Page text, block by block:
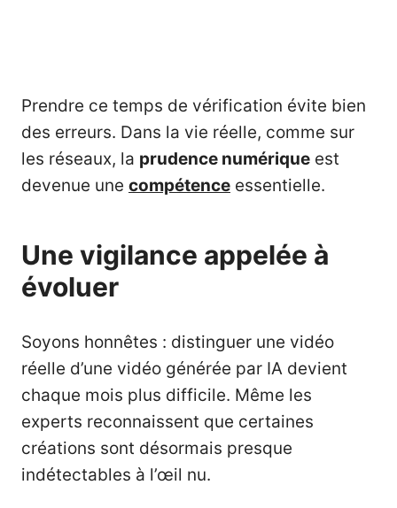
Prendre ce temps de vérification évite bien
des erreurs. Dans la vie réelle, comme sur
les réseaux, la prudence numérique est
devenue une compétence essentielle.
Une vigilance appelée à
évoluer
Soyons honnêtes : distinguer une vidéo
réelle d’une vidéo générée par IA devient
chaque mois plus difficile. Même les
experts reconnaissent que certaines
créations sont désormais presque
indétectables à l’œil nu.